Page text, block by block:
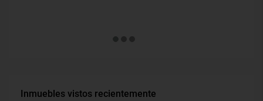
Inmuebles vistos recientemente